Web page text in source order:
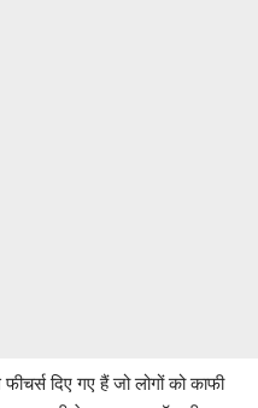
दिए गए हैं जो लोगों को काफी